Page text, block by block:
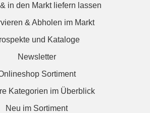
in den Markt liefern lassen
& Abholen im Markt
und Kataloge
Newsletter
Sortiment
Kategorien im Überblick
Neu im Sortiment